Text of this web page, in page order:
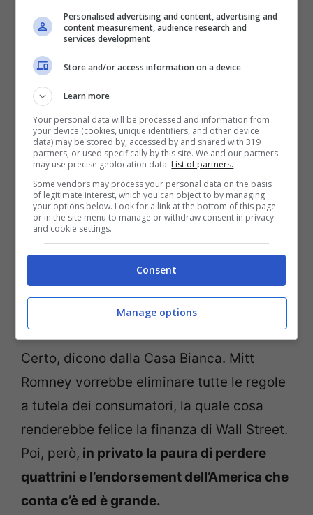
grandi manager della finanza, a tredici
mesi dalla prossima scadenza, i CEOs di
Wall Street hanno staccato
Obama
candidato Repubblicano Mitt Romney.
Certo, dicono dalla Casa Bianca. Mitt
Romney vorrebbe eliminare tutte le regole
a tutela dei consumatori, la quale cosa
renderebbe felice la finanza di Wall Street.
Poi, però, in privato la paura di perdere
quattrini e l’endorsement dell’America che
conta c’è ed è grande.
Personalised advertising and content, advertising and
content measurement, audience research and
services development
Store and/or access information on a device
Learn more
Your personal data will be processed and information from
your device (cookies, unique identifiers, and other device
data) may be stored by, accessed by and shared with 319
partners, or used specifically by this site. We and our partners
may use precise geolocation data. List of partners.
Some vendors may process your personal data on the basis
of legitimate interest, which you can object to by managing
your options below. Look for a link at the bottom of this page
or in the site menu to manage or withdraw consent in privacy
and cookie settings.
Consent
Manage options